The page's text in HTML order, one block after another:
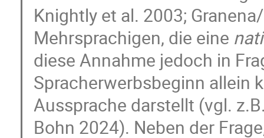
Knightly et al. 2003;
Mehrsprachigen, die eine
diese Annahme jedoch in
Spracherwerbsbeginn allein
Aussprache darstellt (vgl.
Bohn 2024). Neben der